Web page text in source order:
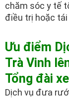
chăm sóc y tế
điều trị hoặc tái
Ưu điểm
Trà Vinh
Tổng đài
Dịch vụ đưa